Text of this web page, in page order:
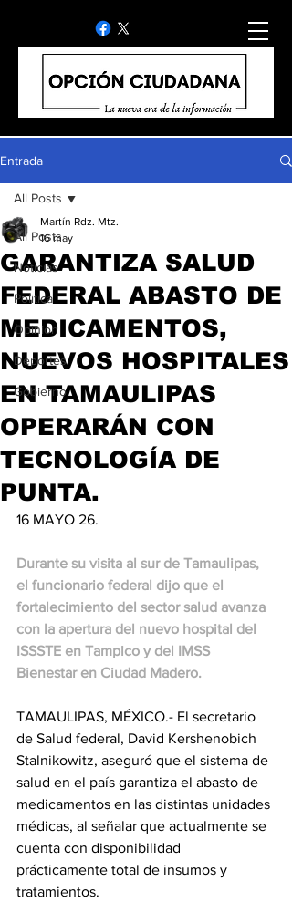
Entrada
All Posts
Noticias
Politica
Opinion
Deportes
Gobierno
All Posts
GARANTIZA SALUD
FEDERAL ABASTO DE
MEDICAMENTOS,
NUEVOS HOSPITALES
EN TAMAULIPAS
OPERARÁN CON
TECNOLOGÍA DE
PUNTA.
Martín Rdz. Mtz.
16 may
16 MAYO 26.
Durante su visita al sur de Tamaulipas,
el funcionario federal dijo que el
fortalecimiento del sector salud avanza
con la apertura del nuevo hospital del
ISSSTE en Tampico y del IMSS
Bienestar en Ciudad Madero.
TAMAULIPAS, MÉXICO.- El secretario
de Salud federal, David Kershenobich
Stalnikowitz, aseguró que el sistema de
salud en el país garantiza el abasto de
medicamentos en las distintas unidades
médicas, al señalar que actualmente se
cuenta con disponibilidad
prácticamente total de insumos y
tratamientos.